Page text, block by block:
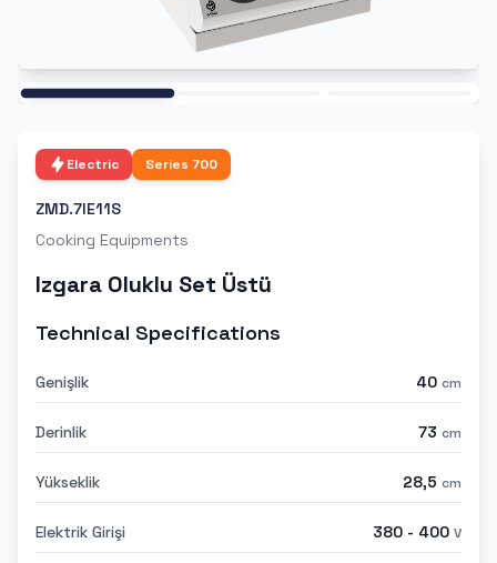
Electric Series 700
ZMD.7IE11S
Cooking Equipments
Izgara Oluklu Set Üstü
Technical Specifications
Genişlik 40 cm
Derinlik 73 cm
Yükseklik 28,5 cm
Elektrik Girişi 380 - 400 V